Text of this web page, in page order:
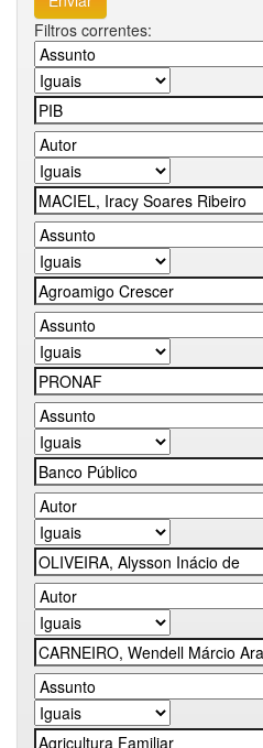
Filtros correntes: